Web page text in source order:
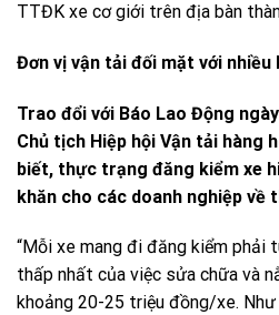
TTĐK xe cơ giới trên địa bàn
Đơn vị vận tải đối mặt với nhiều
Trao đổi với Báo Lao Động
Chủ tịch Hiệp hội Vận tải hàng
biết, thực trạng đăng kiểm xe
khăn cho các doanh nghiệp về
“Mỗi xe mang đi đăng kiểm phải
thấp nhất của việc sửa chữa và
khoảng 20-25 triệu đồng/xe.